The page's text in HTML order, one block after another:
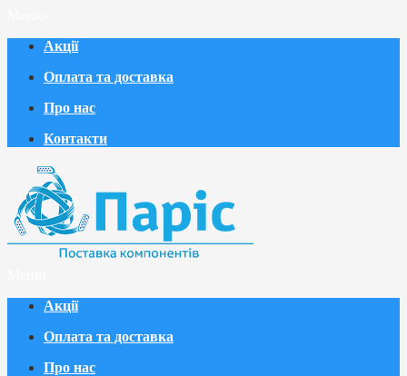
Акції
Оплата та доставка
Про нас
Контакти
Акції
Оплата та доставка
Про нас